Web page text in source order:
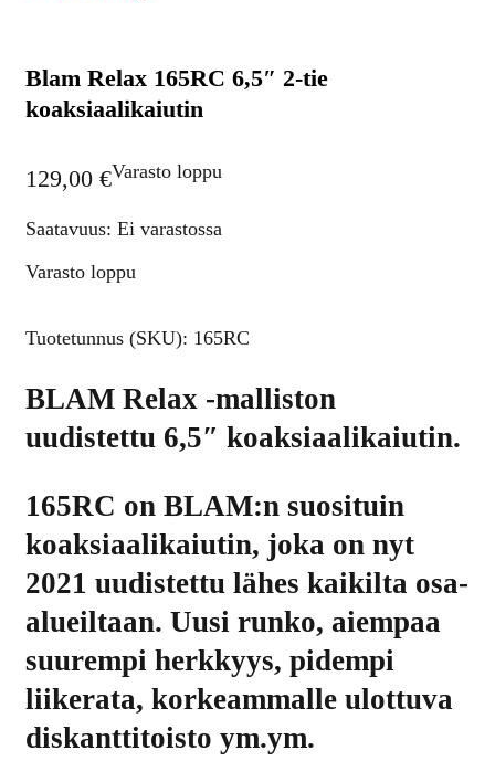
Blam Relax 165RC 6,5″ 2-tie
koaksiaalikaiutin
129,00 €Varasto loppu
Saatavuus: Ei varastossa
Varasto loppu
Tuotetunnus (SKU): 165RC
BLAM Relax -malliston
uudistettu 6,5″ koaksiaalikaiutin.
165RC on BLAM:n suosituin
koaksiaalikaiutin, joka on nyt
2021 uudistettu lähes kaikilta osa-
alueiltaan. Uusi runko, aiempaa
suurempi herkkyys, pidempi
liikerata, korkeammalle ulottuva
diskanttitoisto ym.ym.